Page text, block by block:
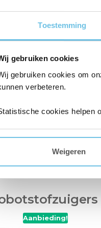
Toestemming
gebruiken cookies
gebruiken cookies om
verbeteren.
cookies helpen
Weigeren
doorgaans veel stiller
gebruiken wanneer
voor de
bewust of
een robot met een
om een
verkrijgbaar in alle
de verschillende
het kopen van een
Aanbieding!